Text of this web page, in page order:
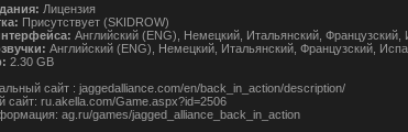
Лицензия
Присутствует (SKIDROW)
Английский (ENG), Немецкий, Итальянский, Французский,
Английский (ENG), Немецкий, Итальянский, Французский,
2.30 GB
сайт : jaggedalliance.com/en/back_in_action/description/
сайт: ru.akella.com/Game.aspx?id=2506
ag.ru/games/jagged_alliance_back_in_action